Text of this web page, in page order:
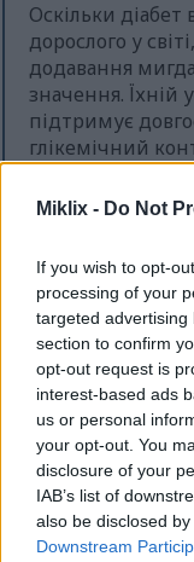
Miklix - Do Not
If you wish to opt-
processing of your
targeted
section to confirm
opt-out request is
interest-based ads
us or personal
your opt-out. You
disclosure of your
IAB’s list of
also be disclosed
Downstream
Оскільки діабет
дорослого у
додавання
значення.
підтримує
глікемічний
Користь
Мигдаль
покращують
вітаміну Е,
можуть
мигдаль
Вітамін Е: